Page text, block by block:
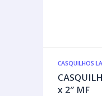
CASQUILHOS
x 2″ MF